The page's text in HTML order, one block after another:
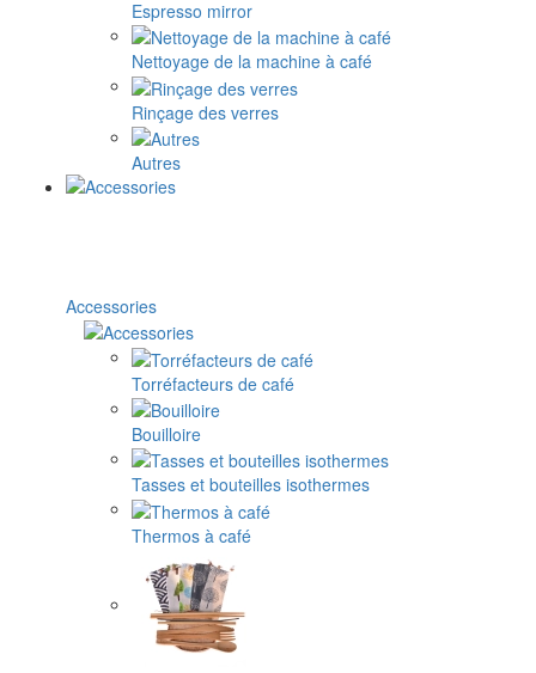
Espresso mirror
Nettoyage de la machine à café
Rinçage des verres
Autres
Accessories
Torréfacteurs de café
Bouilloire
Tasses et bouteilles isothermes
Thermos à café